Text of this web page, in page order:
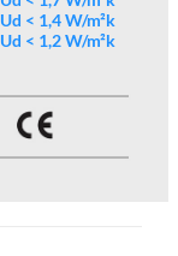
Ud < 1,4 W/m²k
Ud < 1,2 W/m²k